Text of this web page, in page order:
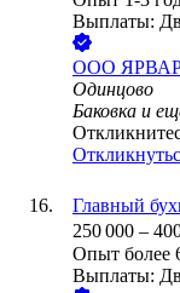
Выплаты:
ООО
Одинцово
Баковка и
Главный
250 000 –
Опыт более
Выплаты: